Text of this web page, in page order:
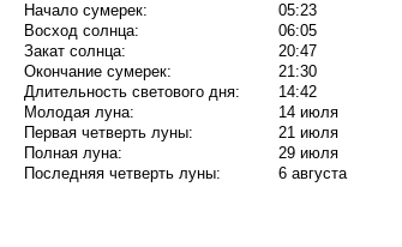
Начало сумерек:
05:23
Восход солнца:
06:05
Закат солнца:
20:47
Окончание сумерек:
21:30
Длительность светового дня:
14:42
Молодая луна:
14 июля
Первая четверть луны:
21 июля
Полная луна:
29 июля
Последняя четверть луны:
6 августа